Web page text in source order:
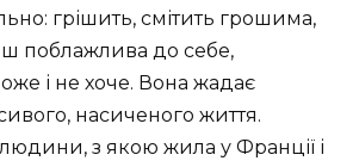
грішить, смітить грошима,
поблажлива до себе,
і не хоче. Вона жадає
насиченого життя.
з якою жила у Франції і